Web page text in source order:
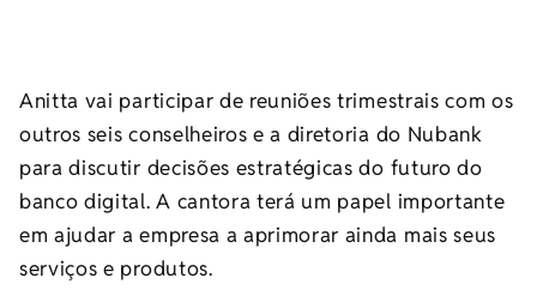
Anitta vai participar de reuniões trimestrais com os
outros seis conselheiros e a diretoria do Nubank
para discutir decisões estratégicas do futuro do
banco digital. A cantora terá um papel importante
em ajudar a empresa a aprimorar ainda mais seus
serviços e produtos.